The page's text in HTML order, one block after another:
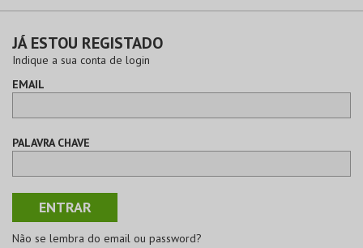
EVENTOS
CARTÕES
PRODUTOS
JÁ ESTOU REGISTADO
Indique a sua conta de login
EMAIL
PALAVRA CHAVE
Não se lembra do email ou password?